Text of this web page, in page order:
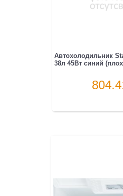
Автохолодильник
38л 45Вт синий